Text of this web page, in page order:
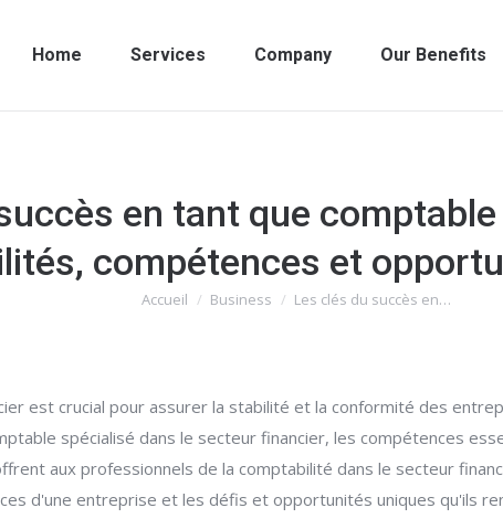
Home Services Company Our Benefits
en tant que
compétences et
Vous êtes ici :
Accueil Business Les clés du succès en…
est crucial pour assurer la stabilité et la conformité des
spécialisé dans le secteur financier, les compétences
aux professionnels de la comptabilité dans le secteur
d'une entreprise et les défis et opportunités uniques qu'ils